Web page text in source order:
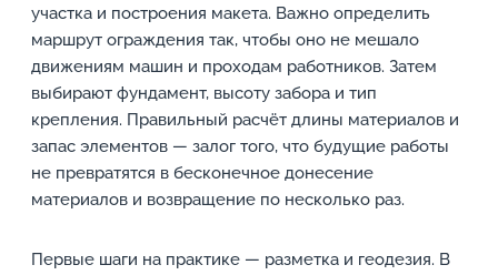
участка и построения макета. Важно определить
маршрут ограждения так, чтобы оно не мешало
движениям машин и проходам работников. Затем
выбирают фундамент, высоту забора и тип
крепления. Правильный расчёт длины материалов и
запас элементов — залог того, что будущие работы
не превратятся в бесконечное донесение
материалов и возвращение по несколько раз.
Первые шаги на практике — разметка и геодезия. В